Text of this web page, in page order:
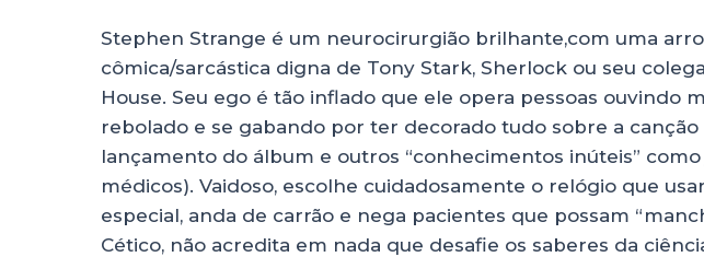
Stephen Strange é um neurocirurgião brilhante,com uma
cômica/sarcástica digna de Tony Stark, Sherlock ou seu
House. Seu ego é tão inflado que ele opera pessoas ouvindo
rebolado e se gabando por ter decorado tudo sobre a canção
lançamento do álbum e outros “conhecimentos inúteis”
médicos). Vaidoso, escolhe cuidadosamente o relógio que
especial, anda de carrão e nega pacientes que possam
Cético, não acredita em nada que desafie os saberes da